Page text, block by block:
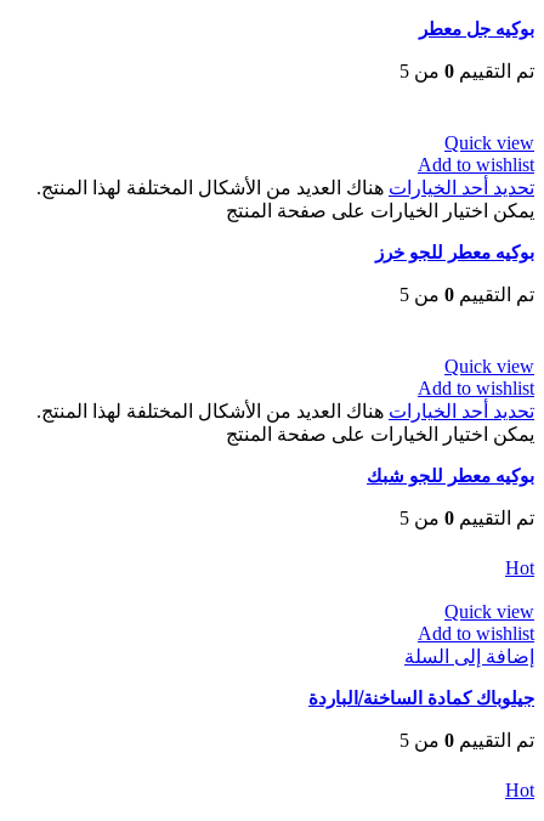
بوكيه جل معطر
تم التقييم 0 من 5
Quick view
Add to wishlist
تحديد أحد الخيارات هناك العديد من الأشكال المختلفة لهذا المنتج.
يمكن اختيار الخيارات على صفحة المنتج
بوكيه معطر للجو خرز
تم التقييم 0 من 5
Quick view
Add to wishlist
تحديد أحد الخيارات هناك العديد من الأشكال المختلفة لهذا المنتج.
يمكن اختيار الخيارات على صفحة المنتج
بوكيه معطر للجو شبك
تم التقييم 0 من 5
Hot
Quick view
Add to wishlist
إضافة إلى السلة
جيلوباك كمادة الساخنة/الباردة
تم التقييم 0 من 5
Hot